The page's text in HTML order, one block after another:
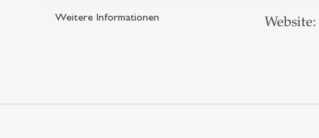
Weitere Informationen Website: